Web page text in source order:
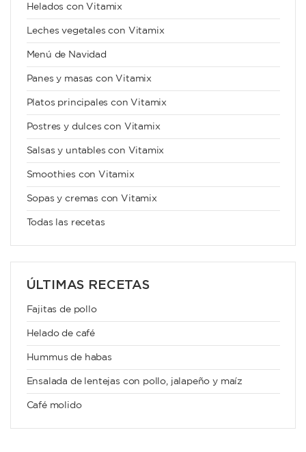
Helados con Vitamix
Leches vegetales con Vitamix
Menú de Navidad
Panes y masas con Vitamix
Platos principales con Vitamix
Postres y dulces con Vitamix
Salsas y untables con Vitamix
Smoothies con Vitamix
Sopas y cremas con Vitamix
Todas las recetas
ÚLTIMAS RECETAS
Fajitas de pollo
Helado de café
Hummus de habas
Ensalada de lentejas con pollo, jalapeño y maíz
Café molido